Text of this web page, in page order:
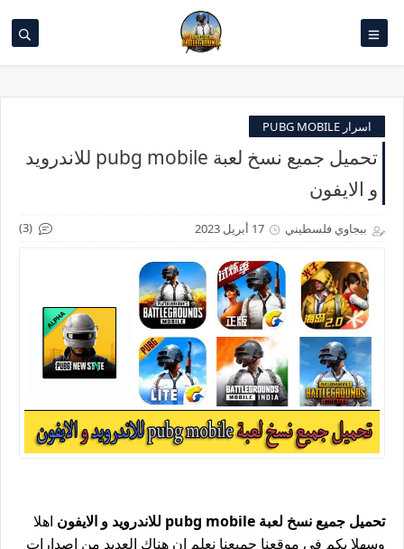
اسرار PUBG MOBILE
تحميل جميع نسخ لعبة pubg mobile للاندرويد
و الايفون
ببجاوي فلسطيني 17 أبريل 2023 (3)
تحميل جميع نسخ لعبة pubg mobile للاندرويد و الايفون
اهلا
وسهلا بكم في موقعنا جميعنا نعلم ان هناك العديد من اصدارات